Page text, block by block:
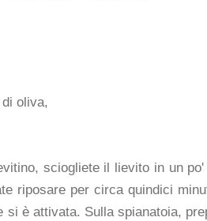
oliva,
sciogliete il lievito in un
riposare per circa quindici
si è attivata. Sulla spianatoia,